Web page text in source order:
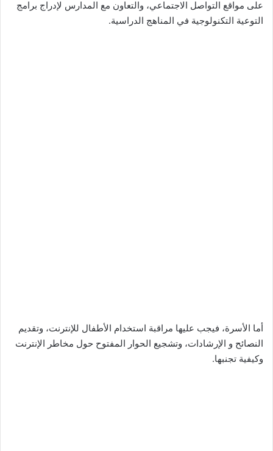
على مواقع التواصل الاجتماعي، والتعاون مع المدارس لإدراج برامج
التوعية التكنولوجية في المناهج الدراسية.
أما الأسرة، فيجب عليها مراقبة استخدام الأطفال للإنترنت، وتقديم
النصائح و الإرشادات، وتشجيع الحوار المفتوح حول مخاطر الإنترنت
وكيفية تجنبها.